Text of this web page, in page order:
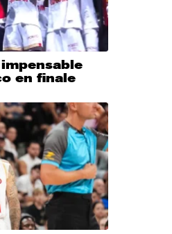
en finale